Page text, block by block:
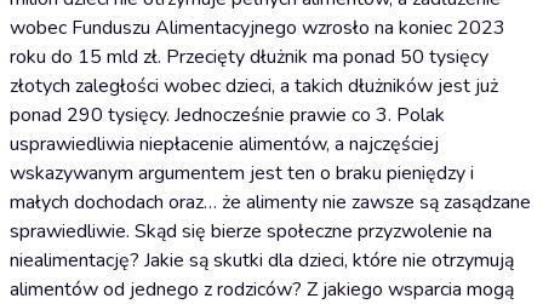
wobec Funduszu Alimentacyjnego wzrosło na koniec 2023
roku do 15 mld zł. Przecięty dłużnik ma ponad 50 tysięcy
złotych zaległości wobec dzieci, a takich dłużników jest już
ponad 290 tysięcy. Jednocześnie prawie co 3. Polak
usprawiedliwia niepłacenie alimentów, a najczęściej
wskazywanym argumentem jest ten o braku pieniędzy i
małych dochodach oraz… że alimenty nie zawsze są zasądzane
sprawiedliwie. Skąd się bierze społeczne przyzwolenie na
niealimentację? Jakie są skutki dla dzieci, które nie otrzymują
alimentów od jednego z rodziców? Z jakiego wsparcia mogą